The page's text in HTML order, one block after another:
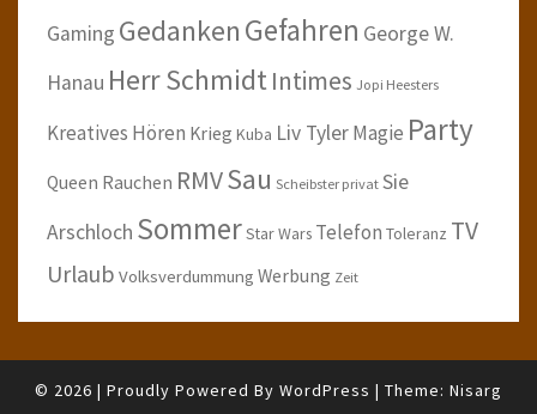
Gaming GedankenGefahren George W.
Hanau Herr SchmidtIntimes Jopi Heesters
Kreatives Hören Krieg Kuba Liv TylerMagie Party
Queen Rauchen RMVSau Scheibster privat Sie
Arschloch SommerStar Wars Telefon Toleranz TV
Urlaub Volksverdummung Werbung Zeit
© 2026 | Proudly Powered By WordPress | Theme: Nisarg